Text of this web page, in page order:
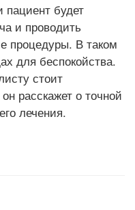
будет
и проводить
процедуры. В таком
для беспокойства.
стоит
расскажет о точной
лечения.